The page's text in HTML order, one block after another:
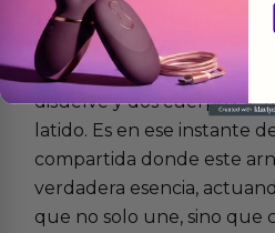
Más
Existe un momento en el
disuelve y dos cuerpos se
latido. Es en ese instante
compartida donde este
verdadera esencia,
que no solo une, sino que